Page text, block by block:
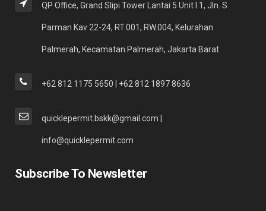
QP Office, Grand Slipi Tower Lantai 5 Unit I.1, Jln. S.
Parman Kav 22-24, RT.001, RW.004, Kelurahan
Palmerah, Kecamatan Palmerah, Jakarta Barat
+62 812 1175 5650 | +62 812 1897 8636
quicklepermit.bskk@gmail.com |
info@quicklepermit.com
Subscribe To Newsletter